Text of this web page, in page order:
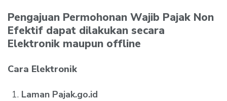
Pengajuan Permohonan Wajib Pajak Non
Efektif dapat dilakukan secara
Elektronik maupun offline
Cara Elektronik
Laman Pajak.go.id